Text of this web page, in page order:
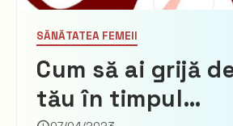
SĂNĂTATEA FEMEII
Cum să ai grijă
tău în timpul